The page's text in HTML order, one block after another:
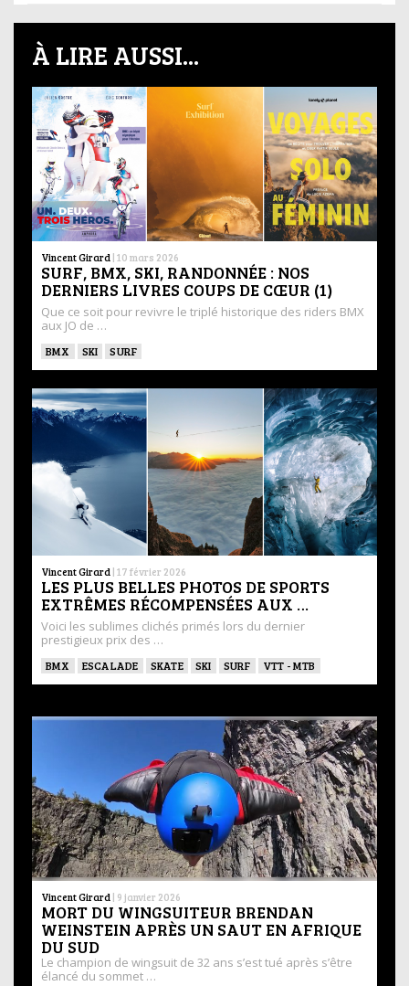
À LIRE AUSSI...
Vincent Girard | 10 mars 2026
SURF, BMX, SKI, RANDONNÉE : NOS
DERNIERS LIVRES COUPS DE CŒUR (1)
Que ce soit pour revivre le triplé historique des riders BMX
aux JO de …
BMX SKI SURF
Vincent Girard | 17 février 2026
LES PLUS BELLES PHOTOS DE SPORTS
EXTRÊMES RÉCOMPENSÉES AUX …
Voici les sublimes clichés primés lors du dernier
prestigieux prix des …
BMX ESCALADE SKATE SKI SURF VTT - MTB
Vincent Girard | 9 janvier 2026
MORT DU WINGSUITEUR BRENDAN
WEINSTEIN APRÈS UN SAUT EN AFRIQUE
DU SUD
Le champion de wingsuit de 32 ans s’est tué après s’être
élancé du sommet …